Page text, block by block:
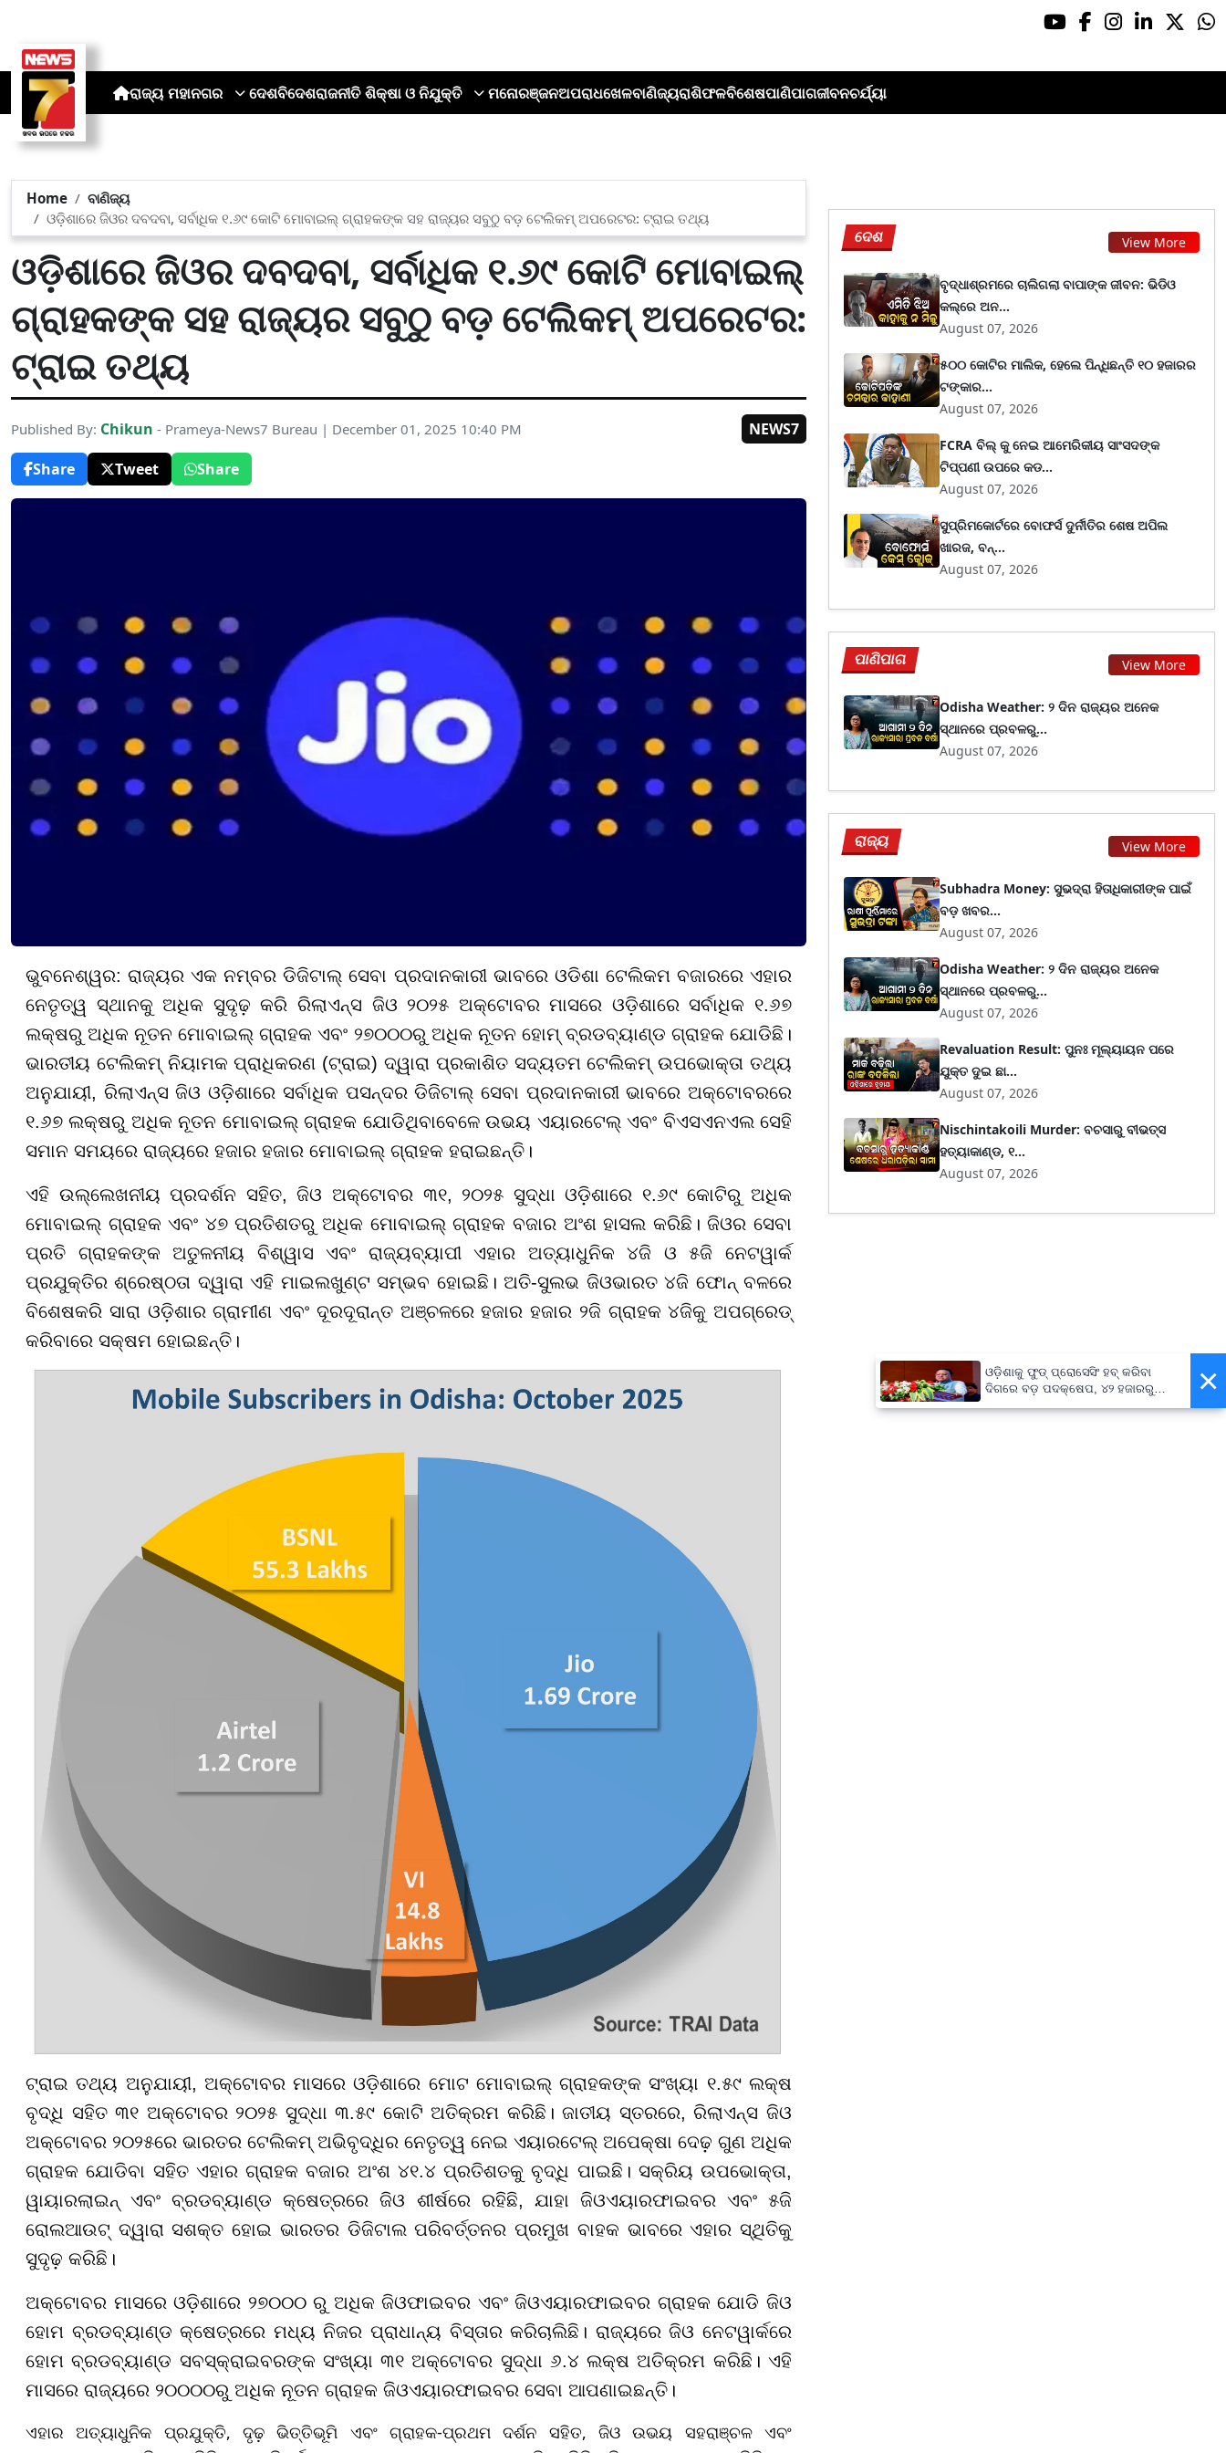
ରାଜ୍ୟ ମହାନଗର ଦେଶବିଦେଶରାଜନୀତି ଶିକ୍ଷା ଓ ନିଯୁକ୍ତି ମନୋରଞ୍ଜନଅପରାଧଖେଳବାଣିଜ୍ୟରାଶିଫଳବିଶେଷପାଣିପାଗଜୀବନଚର୍ଯ୍ୟା
Home
ବାଣିଜ୍ୟ
ଓଡ଼ିଶାରେ ଜିଓର ଦବଦବା, ସର୍ବାଧିକ ୧.୬୯ କୋଟି ମୋବାଇଲ୍ ଗ୍ରାହକଙ୍କ ସହ ରାଜ୍ୟର ସବୁଠୁ ବଡ଼ ଟେଲିକମ୍ ଅପରେଟର: ଟ୍ରାଇ ତଥ୍ୟ
ଓଡ଼ିଶାରେ ଜିଓର ଦବଦବା, ସର୍ବାଧିକ ୧.୬୯ କୋଟି ମୋବାଇଲ୍
ଗ୍ରାହକଙ୍କ ସହ ରାଜ୍ୟର ସବୁଠୁ ବଡ଼ ଟେଲିକମ୍ ଅପରେଟର:
ଟ୍ରାଇ ତଥ୍ୟ
Published By: Chikun - Prameya-News7 Bureau | December 01, 2025 10:40 PM
NEWS7
Share
Tweet Share
ଭୁବନେଶ୍ୱର: ରାଜ୍ୟର ଏକ ନମ୍ବର ଡିଜିଟାଲ୍ ସେବା ପ୍ରଦାନକାରୀ ଭାବରେ ଓଡିଶା ଟେଲିକମ ବଜାରରେ ଏହାର
ନେତୃତ୍ୱ ସ୍ଥାନକୁ ଅଧିକ ସୁଦୃଢ଼ କରି ରିଲାଏନ୍ସ ଜିଓ ୨୦୨୫ ଅକ୍ଟୋବର ମାସରେ ଓଡ଼ିଶାରେ ସର୍ବାଧିକ ୧.୬୭
ଲକ୍ଷରୁ ଅଧିକ ନୂତନ ମୋବାଇଲ୍ ଗ୍ରାହକ ଏବଂ ୨୭୦୦୦ରୁ ଅଧିକ ନୂତନ ହୋମ୍ ବ୍ରଡବ୍ୟାଣ୍ଡ ଗ୍ରାହକ ଯୋଡିଛି।
ଭାରତୀୟ ଟେଲିକମ୍ ନିୟାମକ ପ୍ରାଧିକରଣ (ଟ୍ରାଇ) ଦ୍ୱାରା ପ୍ରକାଶିତ ସଦ୍ୟତମ ଟେଲିକମ୍ ଉପଭୋକ୍ତା ତଥ୍ୟ
ଅନୁଯାୟୀ, ରିଲାଏନ୍ସ ଜିଓ ଓଡ଼ିଶାରେ ସର୍ବାଧିକ ପସନ୍ଦର ଡିଜିଟାଲ୍ ସେବା ପ୍ରଦାନକାରୀ ଭାବରେ ଅକ୍ଟୋବରରେ
୧.୬୭ ଲକ୍ଷରୁ ଅଧିକ ନୂତନ ମୋବାଇଲ୍ ଗ୍ରାହକ ଯୋଡିଥିବାବେଳେ ଉଭୟ ଏୟାରଟେଲ୍ ଏବଂ ବିଏସଏନଏଲ ସେହି
ସମାନ ସମୟରେ ରାଜ୍ୟରେ ହଜାର ହଜାର ମୋବାଇଲ୍ ଗ୍ରାହକ ହରାଇଛନ୍ତି।
ଏହି ଉଲ୍ଲେଖନୀୟ ପ୍ରଦର୍ଶନ ସହିତ, ଜିଓ ଅକ୍ଟୋବର ୩୧, ୨୦୨୫ ସୁଦ୍ଧା ଓଡ଼ିଶାରେ ୧.୬୯ କୋଟିରୁ ଅଧିକ
ମୋବାଇଲ୍ ଗ୍ରାହକ ଏବଂ ୪୭ ପ୍ରତିଶତରୁ ଅଧିକ ମୋବାଇଲ୍ ଗ୍ରାହକ ବଜାର ଅଂଶ ହାସଲ କରିଛି। ଜିଓର ସେବା
ପ୍ରତି ଗ୍ରାହକଙ୍କ ଅତୁଳନୀୟ ବିଶ୍ୱାସ ଏବଂ ରାଜ୍ୟବ୍ୟାପୀ ଏହାର ଅତ୍ୟାଧୁନିକ ୪ଜି ଓ ୫ଜି ନେଟୱାର୍କ
ପ୍ରଯୁକ୍ତିର ଶ୍ରେଷ୍ଠତା ଦ୍ୱାରା ଏହି ମାଇଲଖୁଣ୍ଟ ସମ୍ଭବ ହୋଇଛି। ଅତି-ସୁଲଭ ଜିଓଭାରତ ୪ଜି ଫୋନ୍ ବଳରେ
ବିଶେଷକରି ସାରା ଓଡ଼ିଶାର ଗ୍ରାମୀଣ ଏବଂ ଦୂରଦୂରାନ୍ତ ଅଞ୍ଚଳରେ ହଜାର ହଜାର ୨ଜି ଗ୍ରାହକ ୪ଜିକୁ ଅପଗ୍ରେଡ୍
କରିବାରେ ସକ୍ଷମ ହୋଇଛନ୍ତି।
ଟ୍ରାଇ ତଥ୍ୟ ଅନୁଯାୟୀ, ଅକ୍ଟୋବର ମାସରେ ଓଡ଼ିଶାରେ ମୋଟ ମୋବାଇଲ୍ ଗ୍ରାହକଙ୍କ ସଂଖ୍ୟା ୧.୫୯ ଲକ୍ଷ
ବୃଦ୍ଧି ସହିତ ୩୧ ଅକ୍ଟୋବର ୨୦୨୫ ସୁଦ୍ଧା ୩.୫୯ କୋଟି ଅତିକ୍ରମ କରିଛି। ଜାତୀୟ ସ୍ତରରେ, ରିଲାଏନ୍ସ ଜିଓ
ଅକ୍ଟୋବର ୨୦୨୫ରେ ଭାରତର ଟେଲିକମ୍ ଅଭିବୃଦ୍ଧିର ନେତୃତ୍ୱ ନେଇ ଏୟାରଟେଲ୍ ଅପେକ୍ଷା ଦେଢ଼ ଗୁଣ ଅଧିକ
ଗ୍ରାହକ ଯୋଡିବା ସହିତ ଏହାର ଗ୍ରାହକ ବଜାର ଅଂଶ ୪୧.୪ ପ୍ରତିଶତକୁ ବୃଦ୍ଧି ପାଇଛି। ସକ୍ରିୟ ଉପଭୋକ୍ତା,
ୱାୟାରଲାଇନ୍ ଏବଂ ବ୍ରଡବ୍ୟାଣ୍ଡ କ୍ଷେତ୍ରରେ ଜିଓ ଶୀର୍ଷରେ ରହିଛି, ଯାହା ଜିଓଏୟାରଫାଇବର ଏବଂ ୫ଜି
ରୋଲଆଉଟ୍ ଦ୍ୱାରା ସଶକ୍ତ ହୋଇ ଭାରତର ଡିଜିଟାଲ ପରିବର୍ତ୍ତନର ପ୍ରମୁଖ ବାହକ ଭାବରେ ଏହାର ସ୍ଥିତିକୁ
ସୁଦୃଢ଼ କରିଛି।
ଅକ୍ଟୋବର ମାସରେ ଓଡ଼ିଶାରେ ୨୭୦୦୦ ରୁ ଅଧିକ ଜିଓଫାଇବର ଏବଂ ଜିଓଏୟାରଫାଇବର ଗ୍ରାହକ ଯୋଡି ଜିଓ
ହୋମ ବ୍ରଡବ୍ୟାଣ୍ଡ କ୍ଷେତ୍ରରେ ମଧ୍ୟ ନିଜର ପ୍ରାଧାନ୍ୟ ବିସ୍ତାର କରିଚାଲିଛି। ରାଜ୍ୟରେ ଜିଓ ନେଟୱାର୍କରେ
ହୋମ ବ୍ରଡବ୍ୟାଣ୍ଡ ସବସ୍କ୍ରାଇବରଙ୍କ ସଂଖ୍ୟା ୩୧ ଅକ୍ଟୋବର ସୁଦ୍ଧା ୬.୪ ଲକ୍ଷ ଅତିକ୍ରମ କରିଛି। ଏହି
ମାସରେ ରାଜ୍ୟରେ ୨୦୦୦୦ରୁ ଅଧିକ ନୂତନ ଗ୍ରାହକ ଜିଓଏୟାରଫାଇବର ସେବା ଆପଣାଇଛନ୍ତି।
ଏହାର ଅତ୍ୟାଧୁନିକ ପ୍ରଯୁକ୍ତି, ଦୃଢ଼ ଭିତ୍ତିଭୂମି ଏବଂ ଗ୍ରାହକ-ପ୍ରଥମ ଦର୍ଶନ ସହିତ, ଜିଓ ଉଭୟ ସହରାଞ୍ଚଳ ଏବଂ
ଦେଶ View More
ବୃଦ୍ଧାଶ୍ରମରେ ଚାଲିଗଲା ବାପାଙ୍କ ଜୀବନ: ଭିଡିଓ
କଲ୍‌ରେ ଅନ...
August 07, 2026
୫୦୦ କୋଟିର ମାଲିକ, ହେଲେ ପିନ୍ଧିଛନ୍ତି ୧୦ ହଜାରର
ଟଙ୍କାର...
August 07, 2026
FCRA ବିଲ୍ କୁ ନେଇ ଆମେରିକୀୟ ସାଂସଦଙ୍କ
ଟିପ୍ପଣୀ ଉପରେ କଡ...
August 07, 2026
ସୁପ୍ରିମକୋର୍ଟରେ ବୋଫର୍ସ ଦୁର୍ନୀତିର ଶେଷ ଅପିଲ
ଖାରଜ, ବନ୍...
August 07, 2026
ପାଣିପାଗ View More
Odisha Weather: ୨ ଦିନ ରାଜ୍ୟର ଅନେକ
ସ୍ଥାନରେ ପ୍ରବଳରୁ...
August 07, 2026
ରାଜ୍ୟ View More
Subhadra Money: ସୁଭଦ୍ରା ହିତାଧିକାରୀଙ୍କ ପାଇଁ
ବଡ଼ ଖବର...
August 07, 2026
Odisha Weather: ୨ ଦିନ ରାଜ୍ୟର ଅନେକ
ସ୍ଥାନରେ ପ୍ରବଳରୁ...
August 07, 2026
Revaluation Result: ପୁନଃ ମୂଲ୍ୟାୟନ ପରେ
ଯୁକ୍ତ ଦୁଇ ଛା...
August 07, 2026
Nischintakoili Murder: ବଚସାରୁ ବୀଭତ୍ସ
ହତ୍ୟାକାଣ୍ଡ, ୧...
August 07, 2026
×
ଓଡ଼ିଶାକୁ ଫୁଡ୍ ପ୍ରୋସେସିଂ ହବ୍ କରିବା
ଦିଗରେ ବଡ଼ ପଦକ୍ଷେପ, ୪୨ ହଜାରରୁ
ଅଧିକ ନିଯୁକ୍ତି ସୁଯୋଗ